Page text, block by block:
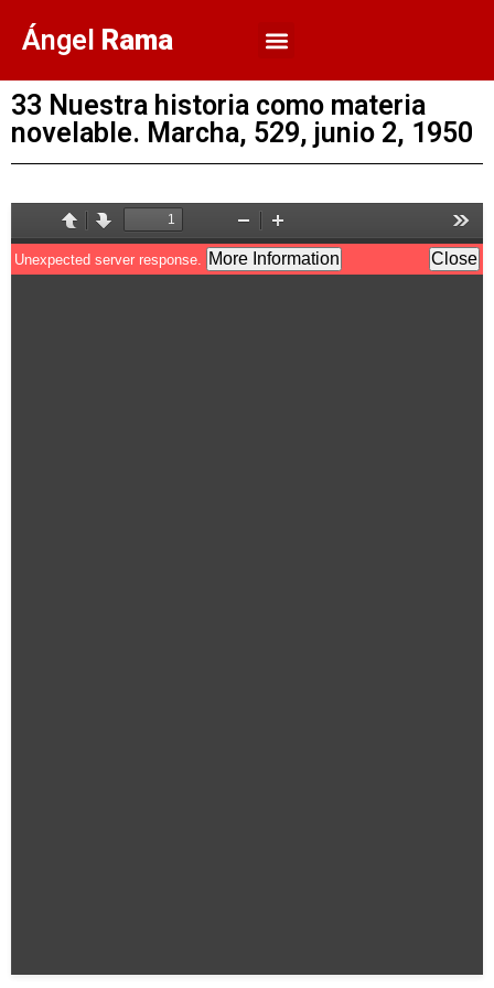
Ángel Rama
33 Nuestra historia como materia
novelable. Marcha, 529, junio 2, 1950